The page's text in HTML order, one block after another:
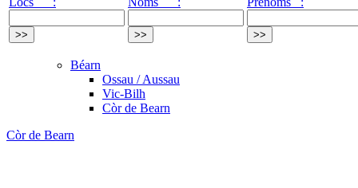
Béarn
Ossau / Aussau
Vic-Bilh
Còr de Bearn
Còr de Bearn